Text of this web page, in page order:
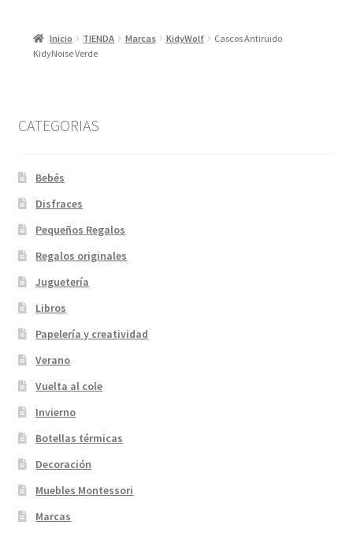
Inicio TIENDA Marcas KidyWolf
Cascos Antiruido
KidyNoise Verde
CATEGORIAS
Bebés
Disfraces
Pequeños Regalos
Regalos originales
Juguetería
Libros
Papelería y creatividad
Verano
Vuelta al cole
Invierno
Botellas térmicas
Decoración
Muebles Montessori
Marcas